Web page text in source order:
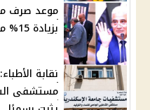
بزيادة 15% ما لم يصدر قرار استثنائي
نقابة
مستشفى